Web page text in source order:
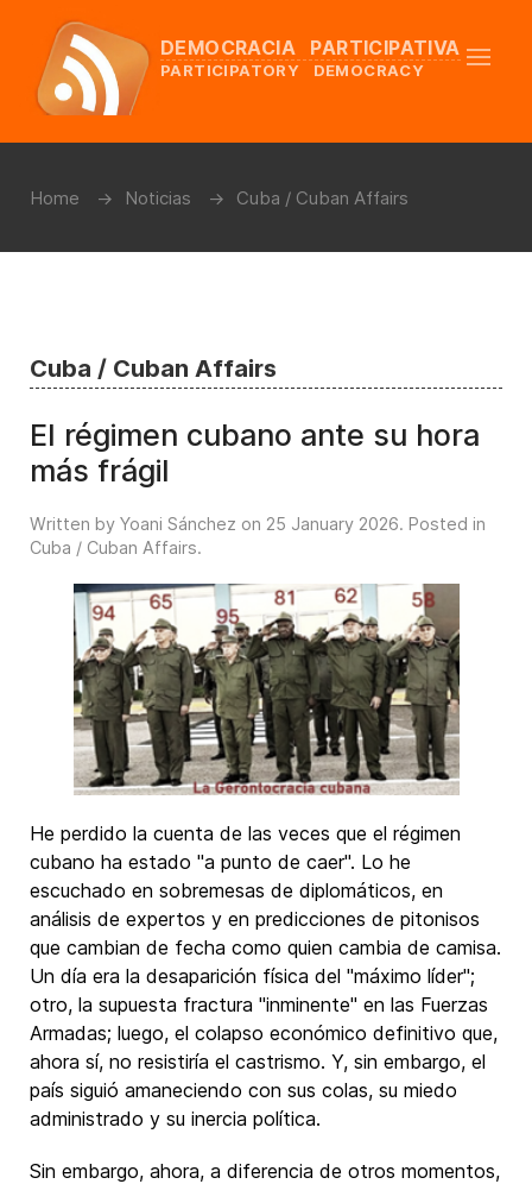
DEMOCRACIA PARTICIPATIVA
PARTICIPATORY DEMOCRACY
Home Noticias Cuba / Cuban Affairs
Cuba / Cuban Affairs
El régimen cubano ante su hora
más frágil
Written by Yoani Sánchez on 25 January 2026. Posted in
Cuba / Cuban Affairs.
He perdido la cuenta de las veces que el régimen
cubano ha estado "a punto de caer". Lo he
escuchado en sobremesas de diplomáticos, en
análisis de expertos y en predicciones de pitonisos
que cambian de fecha como quien cambia de camisa.
Un día era la desaparición física del "máximo líder";
otro, la supuesta fractura "inminente" en las Fuerzas
Armadas; luego, el colapso económico definitivo que,
ahora sí, no resistiría el castrismo. Y, sin embargo, el
país siguió amaneciendo con sus colas, su miedo
administrado y su inercia política.
Sin embargo, ahora, a diferencia de otros momentos,